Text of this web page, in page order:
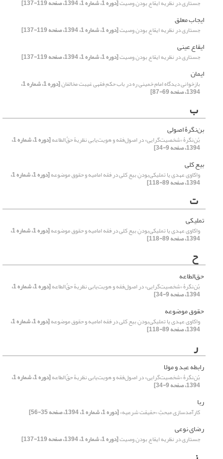
جستاری در نظریه ایقاع بودن وصیت[دوره 1، شماره 1، 1394، صفحه 119-137]
ایجاب معلق
جستاری در نظریه ایقاع بودن وصیت[دوره 1، شماره 1، 1394، صفحه 119-137]
ایقاع عینی
جستاری در نظریه ایقاع بودن وصیت[دوره 1، شماره 1، 1394، صفحه 119-137]
ایمان
بازخوانی دیدگاه امام خمینی ره در باب حکم فقهی غیبت مخالفان [دوره 1، شماره 1،
1394، صفحه 69-87]
ب
بن‌نگرۀ اصولی
بُن‌نگرۀ «شخصیت‌گرایی» در اصول‌فقه و هویت‌یابی نظریۀ حقُ‌الطاعه [دوره 1، شماره 1،
1394، صفحه 9-34]
بیع کلی
واکاوی عهدی یا تملیکی‌بودنِ بیع کلی در فقه امامیه و حقوق موضوعه [دوره 1، شماره 1،
1394، صفحه 89-118]
ت
تملیکی
واکاوی عهدی یا تملیکی‌بودنِ بیع کلی در فقه امامیه و حقوق موضوعه [دوره 1، شماره 1،
1394، صفحه 89-118]
ح
حق‌الطاعه
بُن‌نگرۀ «شخصیت‌گرایی» در اصول‌فقه و هویت‌یابی نظریۀ حقُ‌الطاعه [دوره 1، شماره 1،
1394، صفحه 9-34]
حقوق موضوعه
واکاوی عهدی یا تملیکی‌بودنِ بیع کلی در فقه امامیه و حقوق موضوعه [دوره 1، شماره 1،
1394، صفحه 89-118]
ر
رابطه عبد و مولا
بُن‌نگرۀ «شخصیت‌گرایی» در اصول‌فقه و هویت‌یابی نظریۀ حقُ‌الطاعه [دوره 1، شماره 1،
1394، صفحه 9-34]
ربا
کارآمدسازی مبحثِ «حقیقت شرعیه»[دوره 1، شماره 1، 1394، صفحه 35-56]
رضای نوعی
جستاری در نظریه ایقاع بودن وصیت[دوره 1، شماره 1، 1394، صفحه 119-137]